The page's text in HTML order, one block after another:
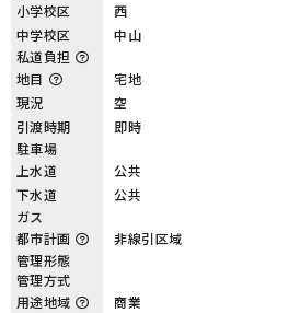
小学校区
西
中学校区
中山
私道負担
地目
宅地
現況
空
引渡時期
即時
駐車場
上水道
公共
下水道
公共
ガス
都市計画
非線引区域
管理形態
管理方式
用途地域
商業